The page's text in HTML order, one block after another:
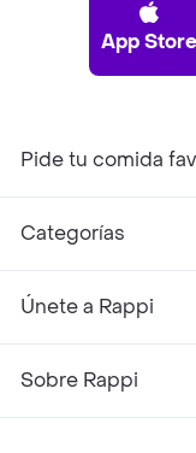
App Store
Pide tu comida
Categorías
Únete a Rappi
Sobre Rappi